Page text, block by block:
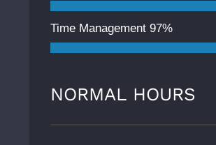
Time Management 97%
NORMAL HOURS